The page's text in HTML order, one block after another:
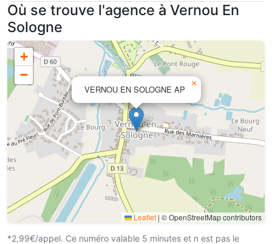
Où se trouve l'agence à Vernou En
Sologne
VERNOU EN SOLOGNE AP
×
+
−
Leaflet | © OpenStreetMap contributors
*2,99€/appel. Ce numéro valable 5 minutes et n est pas le